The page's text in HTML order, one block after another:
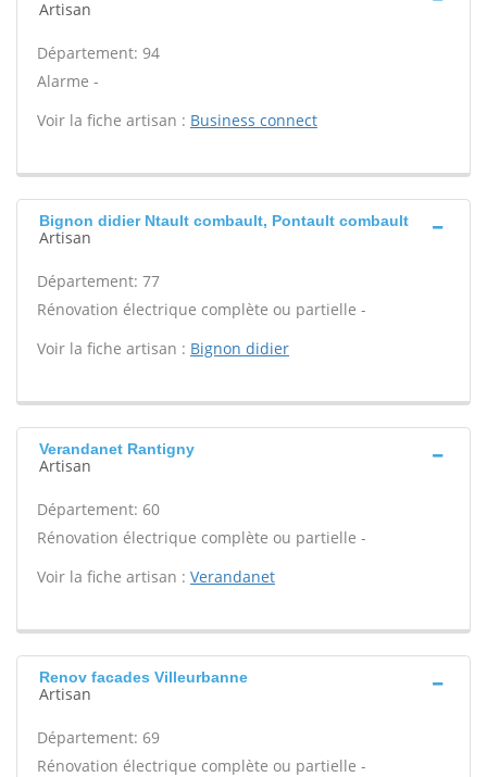
Artisan
Département: 94
Alarme -
Voir la fiche artisan : Business connect
Bignon didier Ntault combault, Pontault combault
Artisan
Département: 77
Rénovation électrique complète ou partielle -
Voir la fiche artisan : Bignon didier
Verandanet Rantigny
Artisan
Département: 60
Rénovation électrique complète ou partielle -
Voir la fiche artisan : Verandanet
Renov facades Villeurbanne
Artisan
Département: 69
Rénovation électrique complète ou partielle -